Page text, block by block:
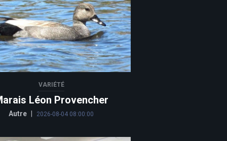
VARIÉTÉ
Léon Provencher
Autre 2026-08-04 08:00:00